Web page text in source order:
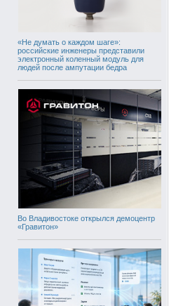
«Не думать о каждом шаге»:
российские инженеры представили
электронный коленный модуль для
людей после ампутации бедра
Во Владивостоке открылся демоцентр
«Гравитон»